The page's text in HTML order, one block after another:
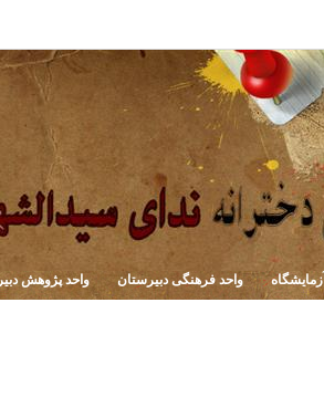
آزمایشگاه واحد فرهنگی دبیرستان واحد پژوهش